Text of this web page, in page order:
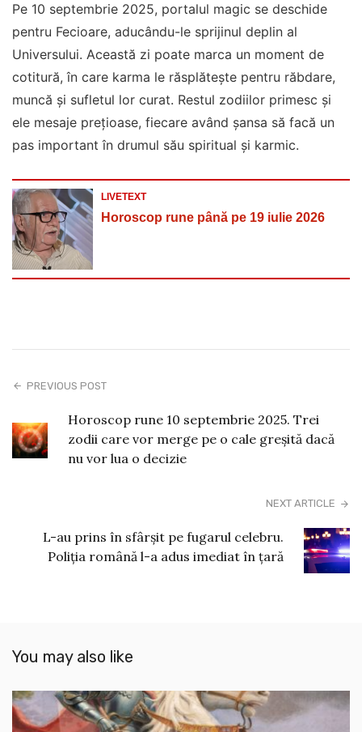
Pe 10 septembrie 2025, portalul magic se deschide
pentru Fecioare, aducându-le sprijinul deplin al
Universului. Această zi poate marca un moment de
cotitură, în care karma le răsplătește pentru răbdare,
muncă și sufletul lor curat. Restul zodiilor primesc și
ele mesaje prețioase, fiecare având șansa să facă un
pas important în drumul său spiritual și karmic.
LIVETEXT
Horoscop rune până pe 19 iulie 2026
PREVIOUS POST
Horoscop rune 10 septembrie 2025. Trei
zodii care vor merge pe o cale greșită dacă
nu vor lua o decizie
NEXT ARTICLE
L-au prins în sfârșit pe fugarul celebru.
Poliția română l-a adus imediat în țară
You may also like